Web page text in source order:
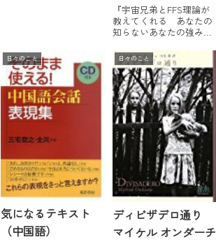
『宇宙兄弟とFFS理論が
教えてくれる あなたの
知らないあなたの強み』
た。おもしろそうなの
で、買ってみましたよ。
FFS理論とはFFS診断は、
FFS理論にもとづいて、
ひとの思考傾向を分析す
るものです。FFS（Five
Fac...
日々のこと
気になるテキスト
（中国語）
日々のこと
ディビザデロ通り
マイケル オンダーチ